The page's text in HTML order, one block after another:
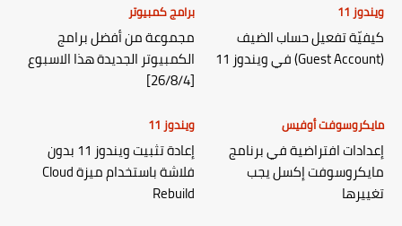
ويندوز 11
كيفيّة تفعيل حساب الضيف
(Guest Account) في ويندوز 11
برامج كمبيوتر
مجموعة من أفضل برامج
الكمبيوتر الجديدة هذا الاسبوع
[26/8/4]
مايكروسوفت أوفيس
إعدادات افتراضية في برنامج
مايكروسوفت إكسل يجب
تغييرها
ويندوز 11
إعادة تثبيت ويندوز 11 بدون
فلاشة باستخدام ميزة Cloud
Rebuild